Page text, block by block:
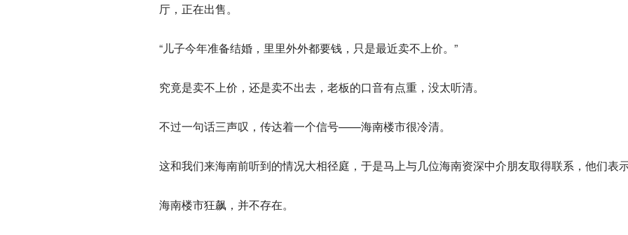
厅，正在出售。
“儿子今年准备结婚，里里外外都要钱，只是最近卖不上价。”
究竟是卖不上价，还是卖不出去，老板的口音有点重，没太听清。
不过一句话三声叹，传达着一个信号——海南楼市很冷清。
这和我们来海南前听到的情况大相径庭，于是马上与几位海南资深中介朋友取得联系，他们表
海南楼市狂飙，并不存在。